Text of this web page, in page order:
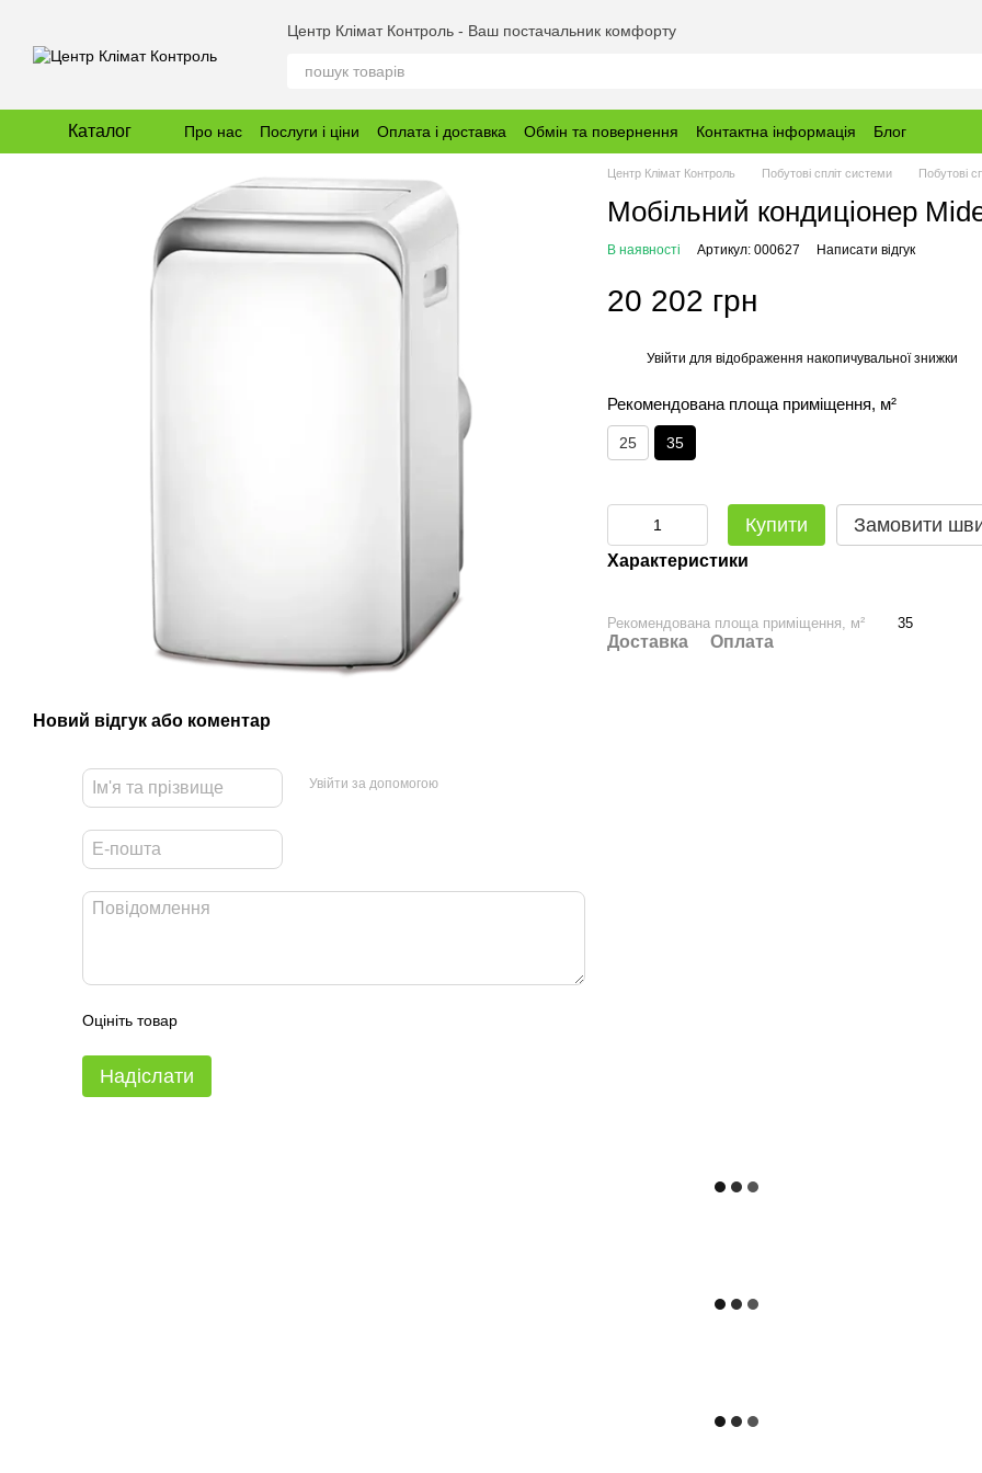
Центр Клімат Контроль - Ваш постачальник комфорту
Каталог Про нас Послуги і ціни Оплата і доставка Обмін та повернення Контактна інформація Блог
Новий відгук або коментар
Увійти за допомогою
Оцініть товар
Надіслати
Центр Клімат Контроль Побутові спліт системи Побутові
Мобільний кондиціонер
В наявності Артикул: 000627 Написати відгук
20 202 грн
Увійти для відображення накопичувальної знижки
Рекомендована площа приміщення, м²
25 35
Купити Замовити
Характеристики
Рекомендована площа приміщення, м² 35
Доставка Оплата